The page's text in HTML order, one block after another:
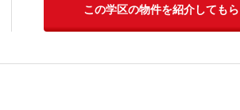
この学区の物件を紹介してもら